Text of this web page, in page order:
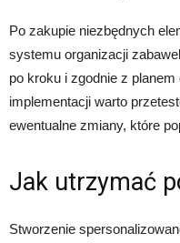
Po zakupie niezbędnych
systemu organizacji
po kroku i zgodnie z
implementacji warto
ewentualne zmiany, które
Jak utrzymać
Stworzenie